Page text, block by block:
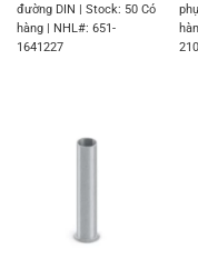
đường DIN | Stock: 50 Có
hàng | NHL#: 651-
1641227